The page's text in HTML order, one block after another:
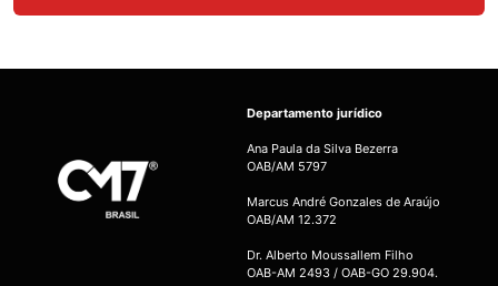
Departamento jurídico
Ana Paula da Silva Bezerra
OAB/AM 5797
Marcus André Gonzales de Araújo
OAB/AM 12.372
Dr. Alberto Moussallem Filho
OAB-AM 2493 / OAB-GO 29.904.